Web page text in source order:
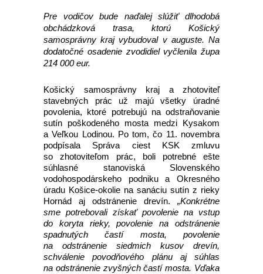
Pre vodičov bude naďalej slúžiť dlhodobá
obchádzková trasa, ktorú Košický
samosprávny kraj vybudoval v auguste. Na
dodatočné osadenie zvodidiel vyčlenila župa
214 000 eur.
Košický samosprávny kraj a zhotoviteľ
stavebných prác už majú všetky úradné
povolenia, ktoré potrebujú na odstraňovanie
sutín poškodeného mosta medzi Kysakom
a Veľkou Lodinou. Po tom, čo 11. novembra
podpísala Správa ciest KSK zmluvu
so zhotoviteľom prác, boli potrebné ešte
súhlasné stanoviská Slovenského
vodohospodárskeho podniku a Okresného
úradu Košice-okolie na sanáciu sutín z rieky
Hornád aj odstránenie drevín. „Konkrétne
sme potrebovali získať povolenie na vstup
do koryta rieky, povolenie na odstránenie
spadnutých častí mosta, povolenie
na odstránenie siedmich kusov drevín,
schválenie povodňového plánu aj súhlas
na odstránenie zvyšných častí mosta. Vďaka